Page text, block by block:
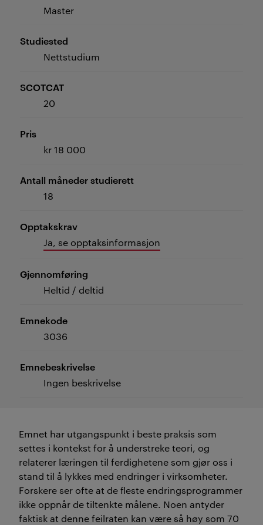
Master
Studiested
Nettstudium
SCOTCAT
20
Pris
kr 18 000
Antall måneder studierett
18
Opptakskrav
Ja, se opptaksinformasjon
Gjennomføring
Heltid / deltid
Emnekode
3036
Emnebeskrivelse
Ingen beskrivelse
Emnet har utgangspunkt i beste praksis som
settes i kontekst for å understreke teori, og
relaterer læringen til ferdighetene som gjør oss i
stand til å lykkes med endringer i virksomheter.
Forskere ser ofte at de fleste endringsprogrammer
ikke oppnår de tiltenkte målene. Noen antyder
faktisk at denne feilraten kan være så høy som 70